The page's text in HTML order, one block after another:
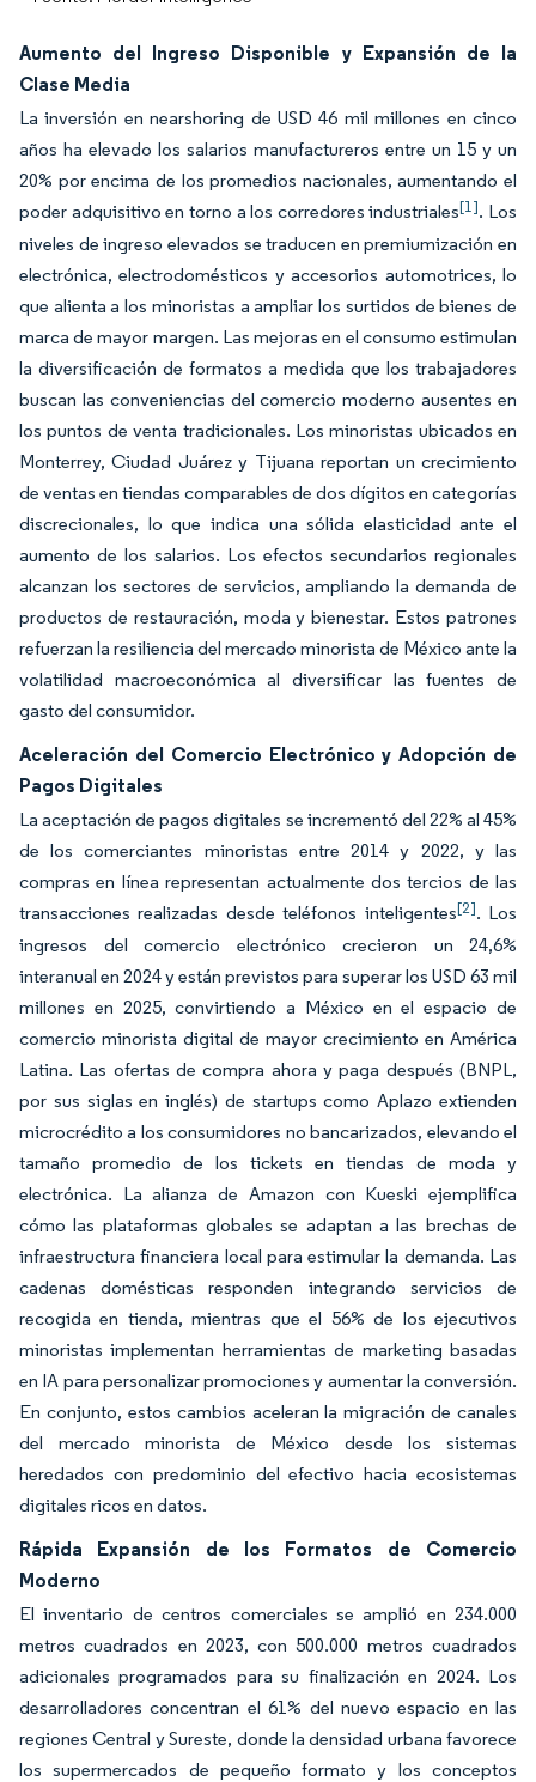
Aumento del Ingreso Disponible y Expansión de la
Clase Media
La inversión en nearshoring de USD 46 mil millones en cinco
años ha elevado los salarios manufactureros entre un 15 y un
20% por encima de los promedios nacionales, aumentando el
poder adquisitivo en torno a los corredores industriales[1]. Los
niveles de ingreso elevados se traducen en premiumización en
electrónica, electrodomésticos y accesorios automotrices, lo
que alienta a los minoristas a ampliar los surtidos de bienes de
marca de mayor margen. Las mejoras en el consumo estimulan
la diversificación de formatos a medida que los trabajadores
buscan las conveniencias del comercio moderno ausentes en
los puntos de venta tradicionales. Los minoristas ubicados en
Monterrey, Ciudad Juárez y Tijuana reportan un crecimiento
de ventas en tiendas comparables de dos dígitos en categorías
discrecionales, lo que indica una sólida elasticidad ante el
aumento de los salarios. Los efectos secundarios regionales
alcanzan los sectores de servicios, ampliando la demanda de
productos de restauración, moda y bienestar. Estos patrones
refuerzan la resiliencia del mercado minorista de México ante la
volatilidad macroeconómica al diversificar las fuentes de
gasto del consumidor.
Aceleración del Comercio Electrónico y Adopción de
Pagos Digitales
La aceptación de pagos digitales se incrementó del 22% al 45%
de los comerciantes minoristas entre 2014 y 2022, y las
compras en línea representan actualmente dos tercios de las
transacciones realizadas desde teléfonos inteligentes[2]. Los
ingresos del comercio electrónico crecieron un 24,6%
interanual en 2024 y están previstos para superar los USD 63 mil
millones en 2025, convirtiendo a México en el espacio de
comercio minorista digital de mayor crecimiento en América
Latina. Las ofertas de compra ahora y paga después (BNPL,
por sus siglas en inglés) de startups como Aplazo extienden
microcrédito a los consumidores no bancarizados, elevando el
tamaño promedio de los tickets en tiendas de moda y
electrónica. La alianza de Amazon con Kueski ejemplifica
cómo las plataformas globales se adaptan a las brechas de
infraestructura financiera local para estimular la demanda. Las
cadenas domésticas responden integrando servicios de
recogida en tienda, mientras que el 56% de los ejecutivos
minoristas implementan herramientas de marketing basadas
en IA para personalizar promociones y aumentar la conversión.
En conjunto, estos cambios aceleran la migración de canales
del mercado minorista de México desde los sistemas
heredados con predominio del efectivo hacia ecosistemas
digitales ricos en datos.
Rápida Expansión de los Formatos de Comercio
Moderno
El inventario de centros comerciales se amplió en 234.000
metros cuadrados en 2023, con 500.000 metros cuadrados
adicionales programados para su finalización en 2024. Los
desarrolladores concentran el 61% del nuevo espacio en las
regiones Central y Sureste, donde la densidad urbana favorece
los supermercados de pequeño formato y los conceptos